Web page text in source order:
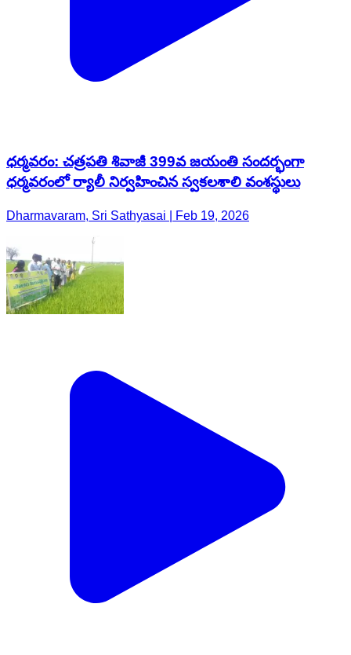
ధర్మవరం: చత్రపతి శివాజీ 399వ జయంతి సందర్భంగా
ధర్మవరంలో ర్యాలీ నిర్వహించిన స్వకలశాలి వంశస్థులు
Dharmavaram, Sri Sathyasai | Feb 19, 2026